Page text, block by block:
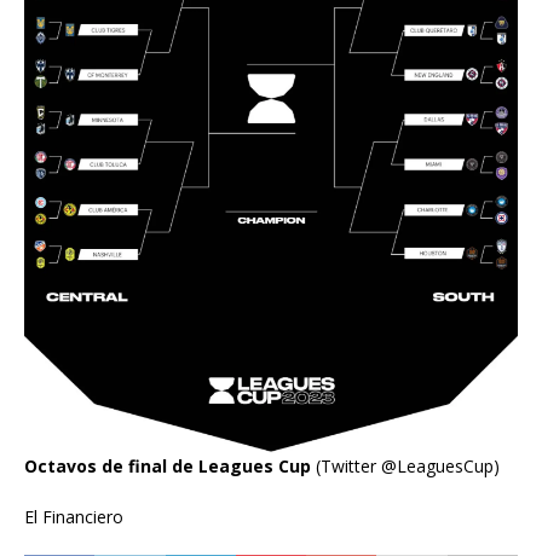
Octavos de final de Leagues Cup (Twitter @LeaguesCup)
El Financiero